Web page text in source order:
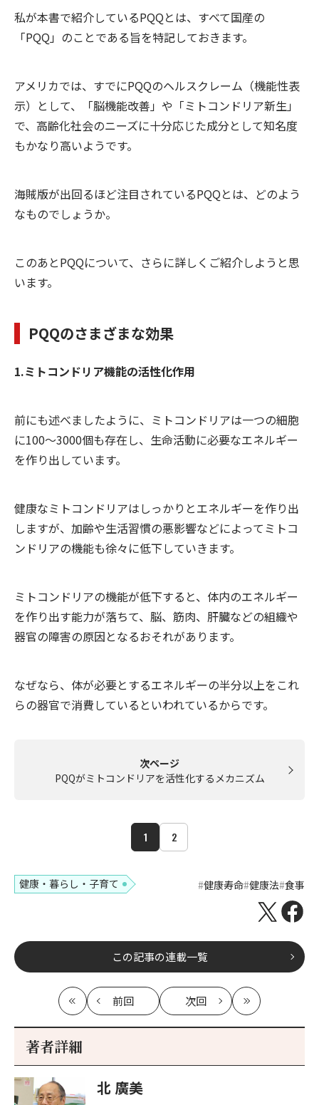
私が本書で紹介しているPQQとは、すべて国産の
「PQQ」のことである旨を特記しておきます。
アメリカでは、すでにPQQのヘルスクレーム（機能性表
示）として、「脳機能改善」や「ミトコンドリア新生」
で、高齢化社会のニーズに十分応じた成分として知名度
もかなり高いようです。
海賊版が出回るほど注目されているPQQとは、どのよう
なものでしょうか。
このあとPQQについて、さらに詳しくご紹介しようと思
います。
PQQのさまざまな効果
1.ミトコンドリア機能の活性化作用
前にも述べましたように、ミトコンドリアは一つの細胞
に100～3000個も存在し、生命活動に必要なエネルギー
を作り出しています。
健康なミトコンドリアはしっかりとエネルギーを作り出
しますが、加齢や生活習慣の悪影響などによってミトコ
ンドリアの機能も徐々に低下していきます。
ミトコンドリアの機能が低下すると、体内のエネルギー
を作り出す能力が落ちて、脳、筋肉、肝臓などの組織や
器官の障害の原因となるおそれがあります。
なぜなら、体が必要とするエネルギーの半分以上をこれ
らの器官で消費しているといわれているからです。
次ページ
PQQがミトコンドリアを活性化するメカニズム
1 2
健康・暮らし・子育て 健康寿命 健康法 食事
この記事の連載一覧
最
初
前回
記
次回
記
最
新
著者詳細
北 廣美